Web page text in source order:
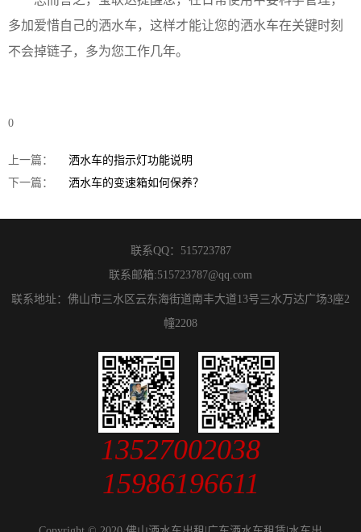
多加爱惜自己的洒水车，这样才能让您的洒水车在关键时刻
不会掉链子， 多为您工作几年。
0
上一篇：
洒水车的指示灯功能说明
下一篇：
洒水车的变速箱如何保养？
联系QQ： 515723787
联系邮箱:515723787@qq.com
联系地址：佛山市三水区云东海街道南丰大道13号三水万达广场3座2
幢2208
13527002038
15986196611